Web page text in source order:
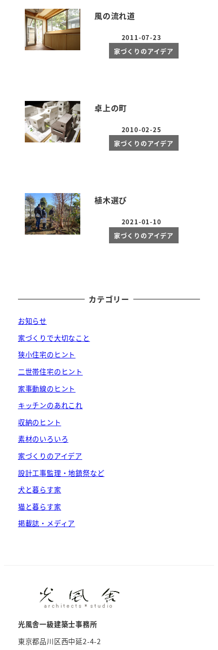
風の流れ道
投稿日
2011-07-23
家づくりのアイデア
卓上の町
投稿日
2010-02-25
家づくりのアイデア
植木選び
投稿日
2021-01-10
家づくりのアイデア
カテゴリー
お知らせ
家づくりで大切なこと
狭小住宅のヒント
二世帯住宅のヒント
家事動線のヒント
キッチンのあれこれ
収納のヒント
素材のいろいろ
家づくりのアイデア
設計工事監理・地鎮祭など
犬と暮らす家
猫と暮らす家
掲載誌・メディア
光風舎一級建築士事務所
東京都品川区西中延2-4-2